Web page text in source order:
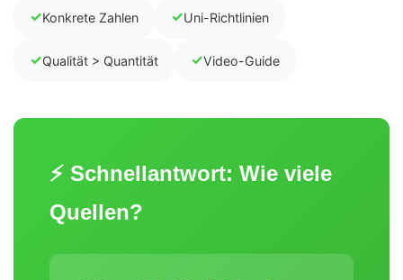
✓Konkrete Zahlen ✓Uni-Richtlinien
✓Qualität > Quantität ✓Video-Guide
⚡ Schnellantwort: Wie viele
Quellen?